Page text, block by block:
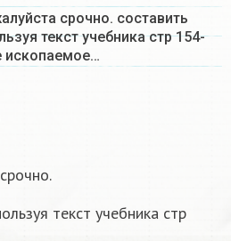
срочно. ​составить
текст учебника стр 154-
ископаемое…
текст учебника стр